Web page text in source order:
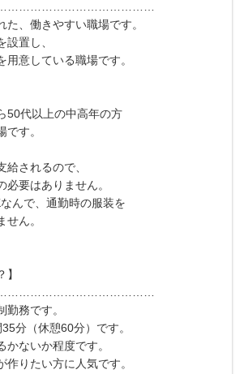
た、働きやすい職場です。
設置し、
用意している職場です。
50代以上の中高年の方
す。
されるので、
必要はありません。
んで、通勤時の服装を
ん。
】
勤務です。
分（休憩60分）です。
ないか程度です。
作りたい方に人気です。